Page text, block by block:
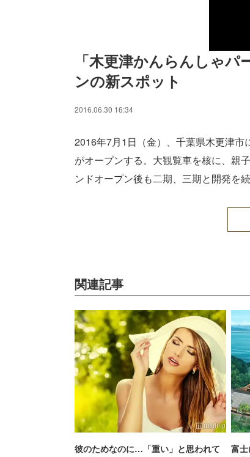
「木更津かんらんしゃ
ンの新スポット
2016.06.30 16:34
2016年7月1日（金）、千葉県木更津市
がオープンする。大観覧車を核に、親
ンドオープン後も二期、三期と開発を続
関連記事
彼のためなのに…「重い」と思われて
富